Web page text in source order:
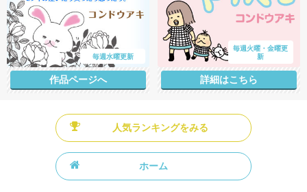
毎週水曜更新
作品ページへ
毎週火曜・金曜更
新
詳細はこちら
人気ランキングをみる
ホーム